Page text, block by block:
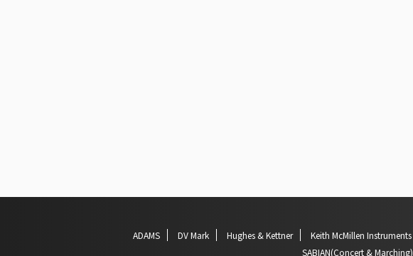
ADAMS DV Mark Hughes & Kettner Keith McMillen Instruments
SABIAN(Concert & Marching)